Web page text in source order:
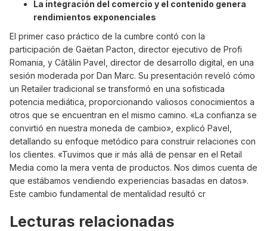
La integración del comercio y el contenido genera
rendimientos exponenciales
El primer caso práctico de la cumbre contó con la
participación de Gaëtan Pacton, director ejecutivo de Profi
Romania, y Cătălin Pavel, director de desarrollo digital, en una
sesión moderada por Dan Marc. Su presentación reveló cómo
un Retailer tradicional se transformó en una sofisticada
potencia mediática, proporcionando valiosos conocimientos a
otros que se encuentran en el mismo camino. «La confianza se
convirtió en nuestra moneda de cambio», explicó Pavel,
detallando su enfoque metódico para construir relaciones con
los clientes. «Tuvimos que ir más allá de pensar en el Retail
Media como la mera venta de productos. Nos dimos cuenta de
que estábamos vendiendo experiencias basadas en datos».
Este cambio fundamental de mentalidad resultó cr
Lecturas relacionadas